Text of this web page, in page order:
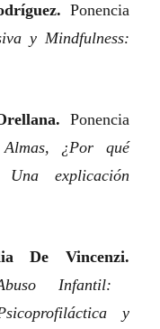
Ponencia
y Mindfulness:
Ponencia
¿Por qué
explicación
De Vincenzi.
Infantil:
y